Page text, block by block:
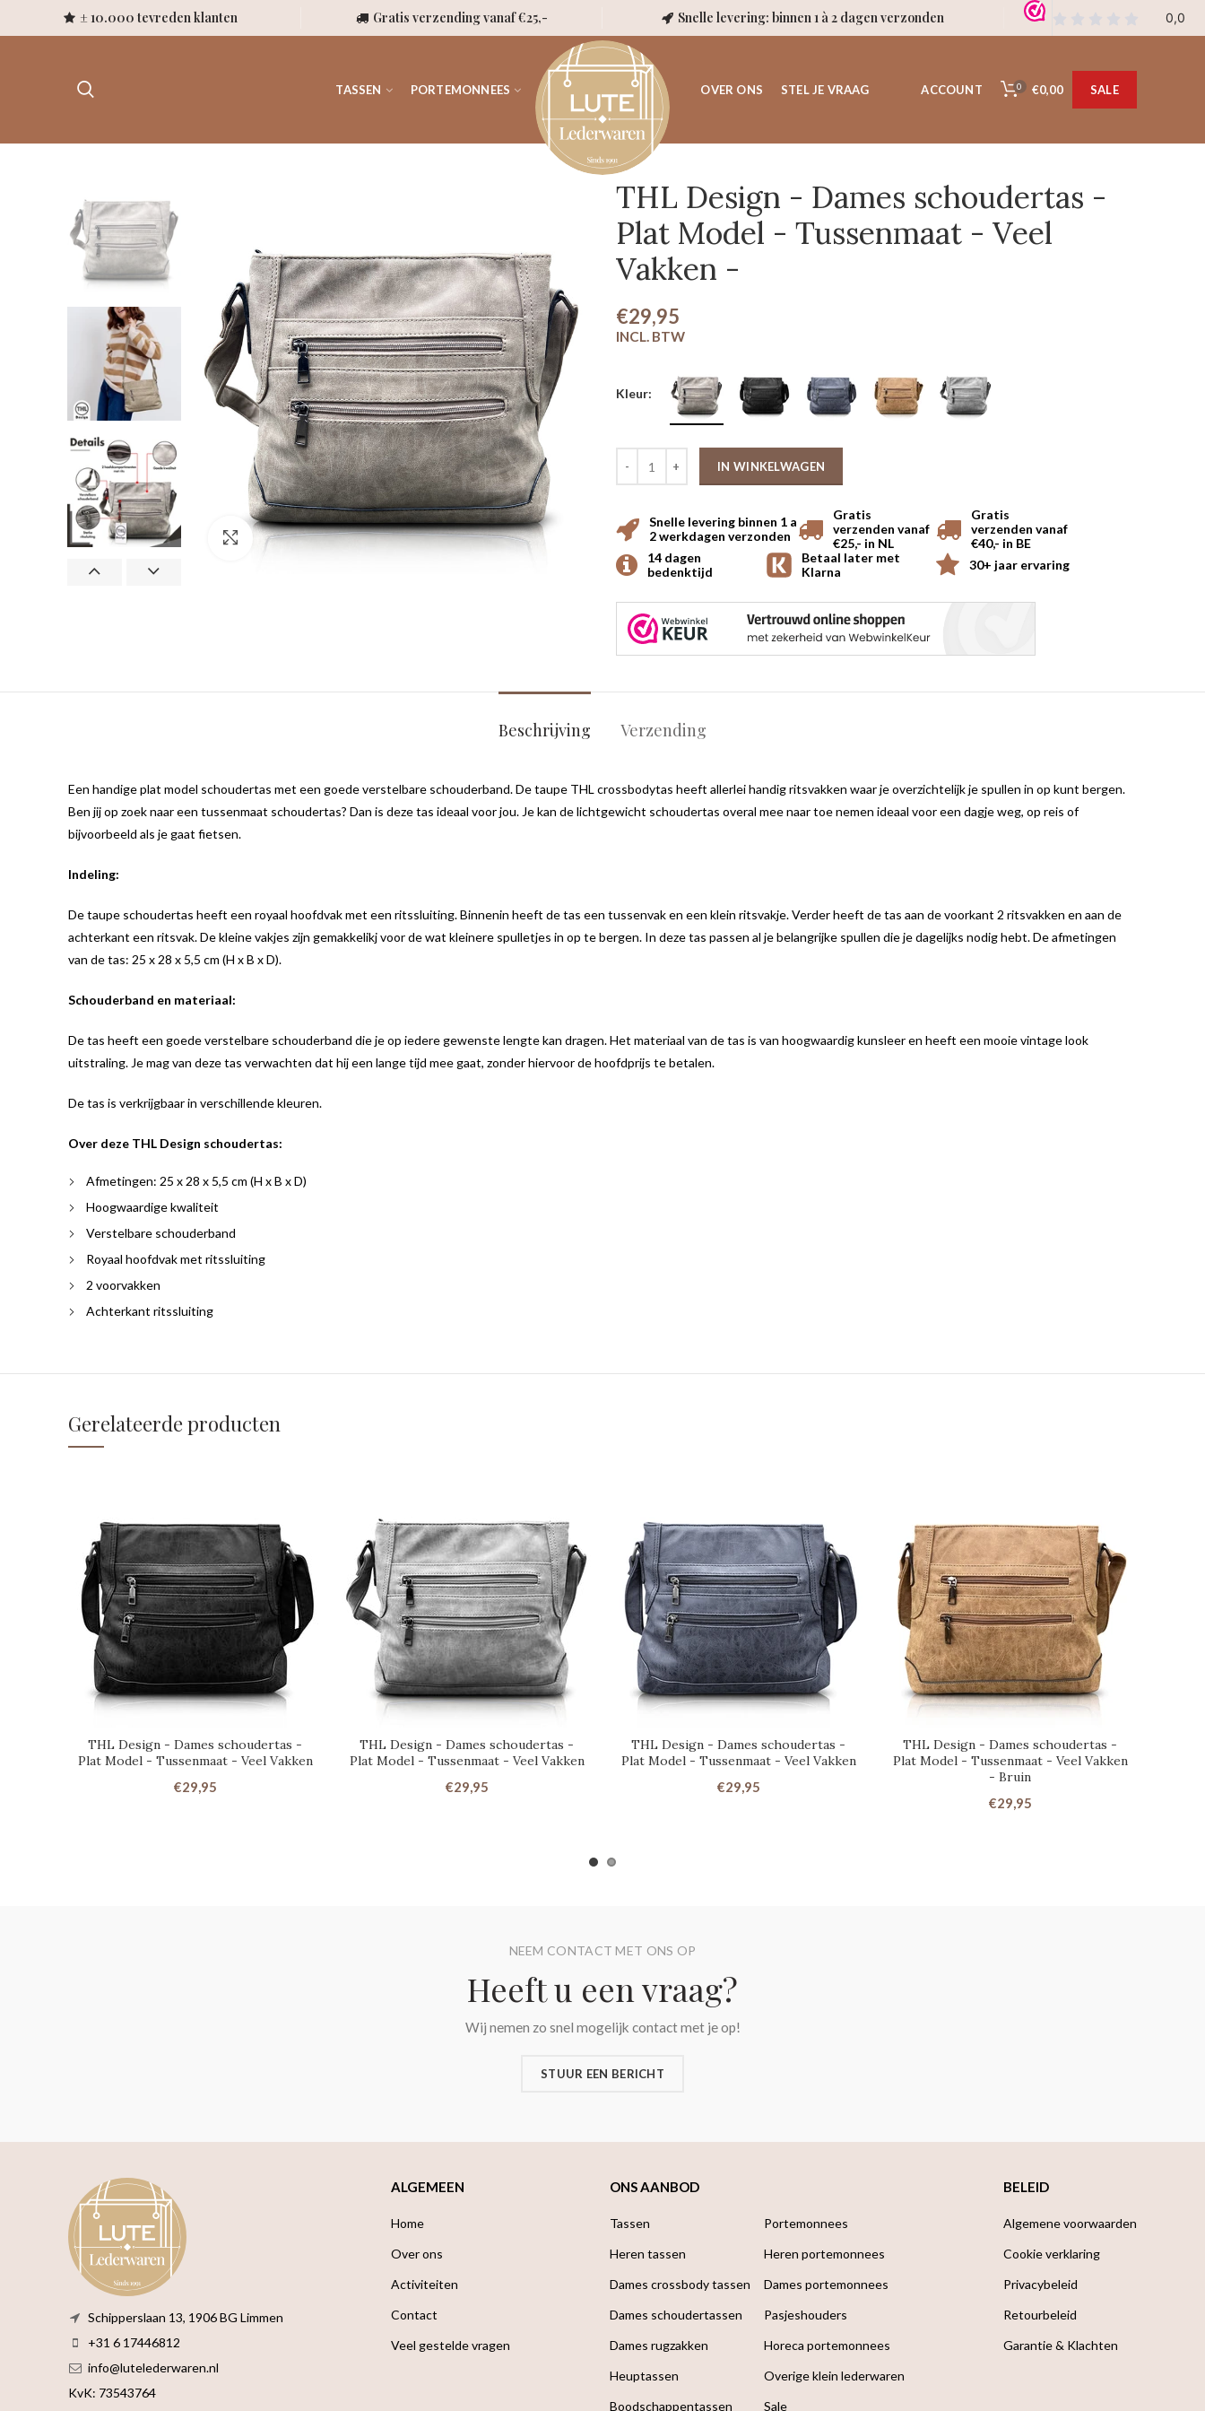
± 10.000 tevreden klanten Gratis verzending vanaf €25,- Snelle levering: binnen 1 à 2 dagen verzonden
TASSEN PORTEMONNEES OVER ONS STEL JE VRAAG ACCOUNT 0 €0,00 SALE
Klik om te vergroten
THL Design - Dames schoudertas -
Plat Model - Tussenmaat - Veel
Vakken -
€29,95
Kleur:
IN WINKELWAGEN
Snelle levering binnen 1 a
2 werkdagen verzonden
Gratis
verzenden vanaf
€25,- in NL
Gratis
verzenden vanaf
€40,- in BE
14 dagen
bedenktijd
Betaal later met
Klarna
30+ jaar ervaring
Beschrijving Verzending
Een handige plat model schoudertas met een goede verstelbare schouderband. De taupe THL crossbodytas heeft allerlei handig ritsvakken waar je overzichtelijk je spullen in op kunt bergen.
Ben jij op zoek naar een tussenmaat schoudertas? Dan is deze tas ideaal voor jou. Je kan de lichtgewicht schoudertas overal mee naar toe nemen ideaal voor een dagje weg, op reis of
bijvoorbeeld als je gaat fietsen.
Indeling:
De taupe schoudertas heeft een royaal hoofdvak met een ritssluiting. Binnenin heeft de tas een tussenvak en een klein ritsvakje. Verder heeft de tas aan de voorkant 2 ritsvakken en aan de
achterkant een ritsvak. De kleine vakjes zijn gemakkelikj voor de wat kleinere spulletjes in op te bergen. In deze tas passen al je belangrijke spullen die je dagelijks nodig hebt. De afmetingen
van de tas: 25 x 28 x 5,5 cm (H x B x D).
Schouderband en materiaal:
De tas heeft een goede verstelbare schouderband die je op iedere gewenste lengte kan dragen. Het materiaal van de tas is van hoogwaardig kunsleer en heeft een mooie vintage look
uitstraling. Je mag van deze tas verwachten dat hij een lange tijd mee gaat, zonder hiervoor de hoofdprijs te betalen.
De tas is verkrijgbaar in verschillende kleuren.
Over deze THL Design schoudertas:
Afmetingen: 25 x 28 x 5,5 cm (H x B x D)
Hoogwaardige kwaliteit
Verstelbare schouderband
Royaal hoofdvak met ritssluiting
2 voorvakken
Achterkant ritssluiting
Gerelateerde producten
THL Design - Dames schoudertas -
Plat Model - Tussenmaat - Veel Vakken
€29,95
THL Design - Dames schoudertas -
Plat Model - Tussenmaat - Veel Vakken
€29,95
THL Design - Dames schoudertas -
Plat Model - Tussenmaat - Veel Vakken
€29,95
THL Design - Dames schoudertas -
Plat Model - Tussenmaat - Veel Vakken
- Bruin
€29,95
NEEM CONTACT MET ONS OP
Heeft u een vraag?
Wij nemen zo snel mogelijk contact met je op!
STUUR EEN BERICHT
Schipperslaan 13, 1906 BG Limmen
+31 6 17446812
info@lutelederwaren.nl
KvK: 73543764
ALGEMEEN
Home
Over ons
Activiteiten
Contact
Veel gestelde vragen
ONS AANBOD
Tassen
Heren tassen
Dames crossbody tassen
Dames schoudertassen
Dames rugzakken
Heuptassen
Boodschappen­tassen
Portemonnees
Heren portemonnees
Dames portemonnees
Pasjeshouders
Horeca portemonnees
Overige klein lederwaren
Sale
BELEID
Algemene voorwaarden
Cookie verklaring
Privacybeleid
Retourbeleid
Garantie & Klachten